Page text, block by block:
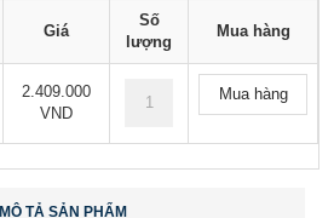
Giá
Số
lượng
Mua hàng
2.409.000
VND
Mua hàng
MÔ TẢ SẢN PHẨM